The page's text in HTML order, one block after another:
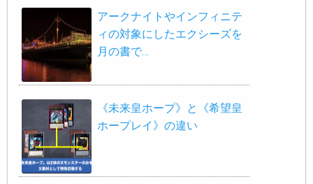
アークナイトやインフィニテ
ィの対象にしたエクシーズを
月の書で…
《未来皇ホープ》と《希望皇
ホープレイ》の違い